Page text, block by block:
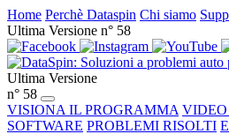
Home Perchè Dataspin Chi siamo
Ultima Versione n° 58
Ultima Versione
n° 58
VISIONA IL PROGRAMMA
SOFTWARE PROBLEMI RISOLTI